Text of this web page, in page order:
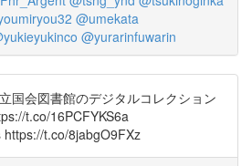
@umekata
@yurarinfuwarin
国会図書館のデジタルコレクション
t.co/16PCFYKS6a
t.co/8jabgO9FXz